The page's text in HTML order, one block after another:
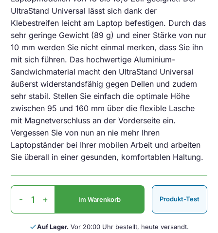
UltraStand Universal lässt sich dank der
Klebestreifen leicht am Laptop befestigen. Durch das
sehr geringe Gewicht (89 g) und einer Stärke von nur
10 mm werden Sie nicht einmal merken, dass Sie ihn
mit sich führen. Das hochwertige Aluminium-
Sandwichmaterial macht den UltraStand Universal
äußerst widerstandsfähig gegen Dellen und zudem
sehr stabil. Stellen Sie einfach die optimale Höhe
zwischen 95 und 160 mm über die flexible Lasche
mit Magnetverschluss an der Vorderseite ein.
Vergessen Sie von nun an nie mehr Ihren
Laptopständer bei Ihrer mobilen Arbeit und arbeiten
Sie überall in einer gesunden, komfortablen Haltung.
UltraStand
Universal
integrierter
Laptopständer
- + Im Warenkorb Produkt-Test
doneAuf Lager. Vor 20:00 Uhr bestellt, heute versandt.